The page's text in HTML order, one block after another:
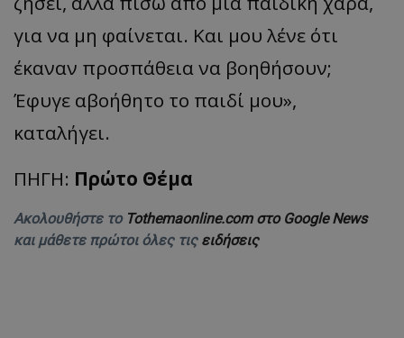
για να μη φαίνεται. Και μου λένε ότι
έκαναν προσπάθεια να βοηθήσουν;
Έφυγε αβοήθητο το παιδί μου»,
καταλήγει.
ΠΗΓΗ: Πρώτο Θέμα
Ακολουθήστε το Tothemaonline.com στο Google News
και μάθετε πρώτοι όλες τις ειδήσεις